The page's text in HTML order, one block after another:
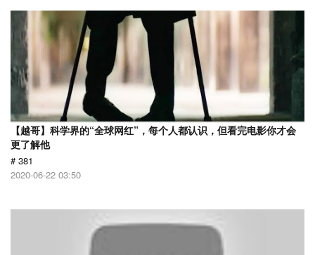
【越哥】科学界的“全球网红”，每个人都认识，但看完电影你才会
更了解他
# 381
2020-06-22 03:50